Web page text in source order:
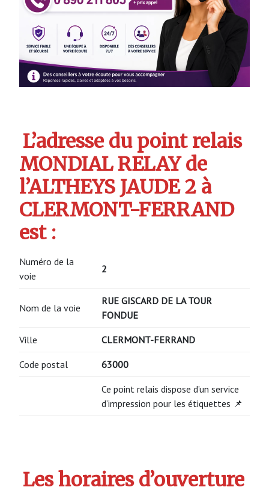
L’adresse du point relais
MONDIAL RELAY de
l’ALTHEYS JAUDE 2 à
CLERMONT-FERRAND
est :
Numéro de la
voie
2
Nom de la voie
RUE GISCARD DE LA TOUR
FONDUE
Ville CLERMONT-FERRAND
Code postal 63000
Ce point relais dispose d’un service
d’impression pour les étiquettes 📌
Les horaires d’ouverture